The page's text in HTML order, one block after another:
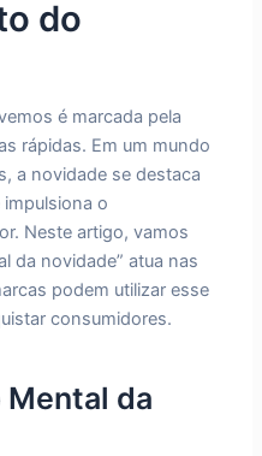
do
é marcada pela
rápidas. Em um mundo
a novidade se destaca
o
Neste artigo, vamos
da novidade” atua nas
podem utilizar esse
consumidores.
Mental da